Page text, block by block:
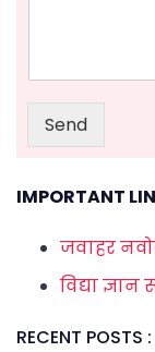
Send
IMPORTANT
जवाहर
विद्या
RECENT POSTS :